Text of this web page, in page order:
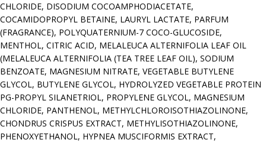
CHLORIDE, DISODIUM COCOAMPHODIACETATE,
COCAMIDOPROPYL BETAINE, LAURYL LACTATE, PARFUM
(FRAGRANCE), POLYQUATERNIUM-7 COCO-GLUCOSIDE,
MENTHOL, CITRIC ACID, MELALEUCA ALTERNIFOLIA LEAF OIL
(MELALEUCA ALTERNIFOLIA (TEA TREE LEAF OIL), SODIUM
BENZOATE, MAGNESIUM NITRATE, VEGETABLE BUTYLENE
GLYCOL, BUTYLENE GLYCOL, HYDROLYZED VEGETABLE PROTEIN
PG-PROPYL SILANETRIOL, PROPYLENE GLYCOL, MAGNESIUM
CHLORIDE, PANTHENOL, METHYLCHLOROISOTHIAZOLINONE,
CHONDRUS CRISPUS EXTRACT, METHYLISOTHIAZOLINONE,
PHENOXYETHANOL, HYPNEA MUSCIFORMIS EXTRACT,